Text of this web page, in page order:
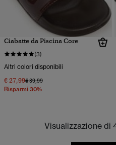
Ciabatte da Piscina Core
(3)
Altri colori disponibili
€ 27,99Prezzo ridotto da
€ 39,99a
Risparmi 30%
Visualizzazione di